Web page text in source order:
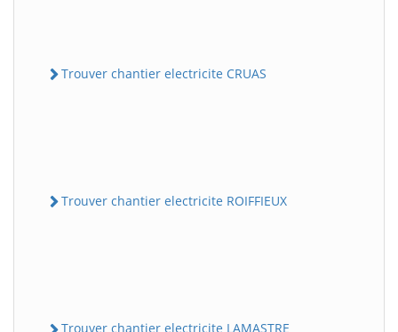
Trouver chantier electricite CRUAS
Trouver chantier electricite ROIFFIEUX
Trouver chantier electricite LAMASTRE